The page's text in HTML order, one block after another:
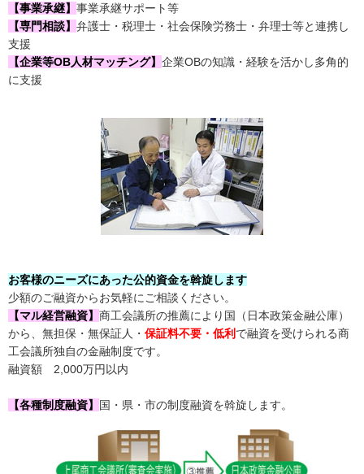
【事業承継】 事業承継サポート等
【専門相談】 弁護士・税理士・社会保険労務士・弁理士等と連携し
支援
【企業等OB人材マッチング】 企業OBの知識・経験を活かし多角的
に支援
お客様のニーズにあった公的資金を斡旋します
少額のご融資からお気軽にご相談ください。
【マル経営融資】 商工会議所の推薦により国（日本政策金融公庫）
から、無担保・無保証人・ 保証料不要・低利 で融資を受けられる商
工会議所独自の金融制度です。
融資額 2,000万円以内
【各種制度融資】 国・県・市の制度融資を斡旋します。